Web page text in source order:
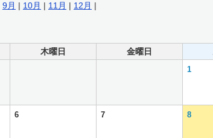
9月 | 10月 | 11月 | 12月 |
木曜日 金曜日
1
6 7 8